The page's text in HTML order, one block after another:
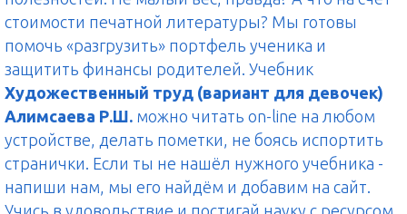
стоимости печатной литературы? Мы готовы
помочь «разгрузить» портфель ученика и
защитить финансы родителей. Учебник
Художественный труд (вариант для девочек)
Алимсаева Р.Ш. можно читать on-line на любом
устройстве, делать пометки, не боясь испортить
странички. Если ты не нашёл нужного учебника -
напиши нам, мы его найдём и добавим на сайт.